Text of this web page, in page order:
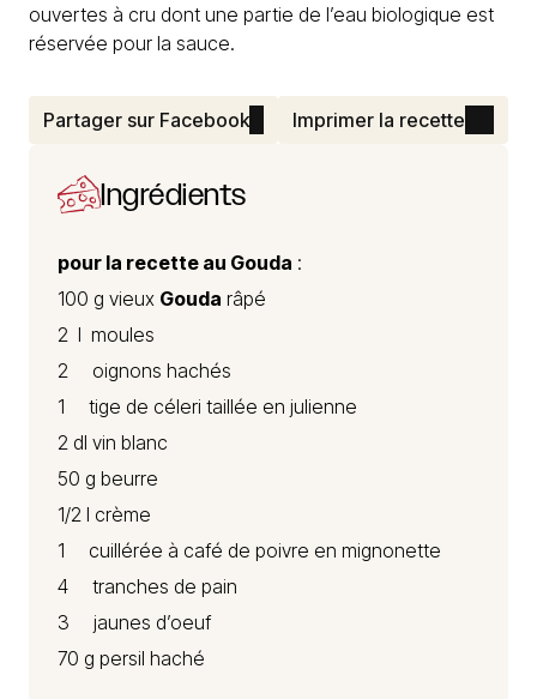
ouvertes à cru dont une partie de l’eau biologique est
réservée pour la sauce.
Partager sur Facebook Imprimer la recette
Ingrédients
pour la recette au Gouda :
100 g vieux Gouda râpé
2 l moules
2 oignons hachés
1 tige de céleri taillée en julienne
2 dl vin blanc
50 g beurre
1/2 l crème
1 cuillérée à café de poivre en mignonette
4 tranches de pain
3 jaunes d’oeuf
70 g persil haché